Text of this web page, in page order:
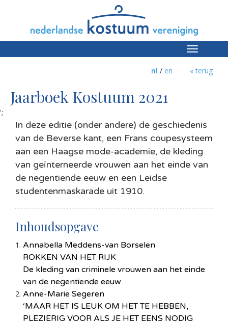
Toggle
« terug
nl / en
Jaarboek Kostuum 2021
';
In deze editie (onder andere) de geschiedenis
van de Beverse kant, een Frans coupesysteem
aan een Haagse mode-academie, de kleding
van geïnterneerde vrouwen aan het einde van
de negentiende eeuw en een Leidse
studentenmaskarade uit 1910.
Inhoudsopgave
Annabella Meddens-van Borselen
ROKKEN VAN HET RIJK
De kleding van criminele vrouwen aan het einde
van de negentiende eeuw
Anne-Marie Segeren
‘MAAR HET IS LEUK OM HET TE HEBBEN,
PLEZIERIG VOOR ALS JE HET EENS NODIG